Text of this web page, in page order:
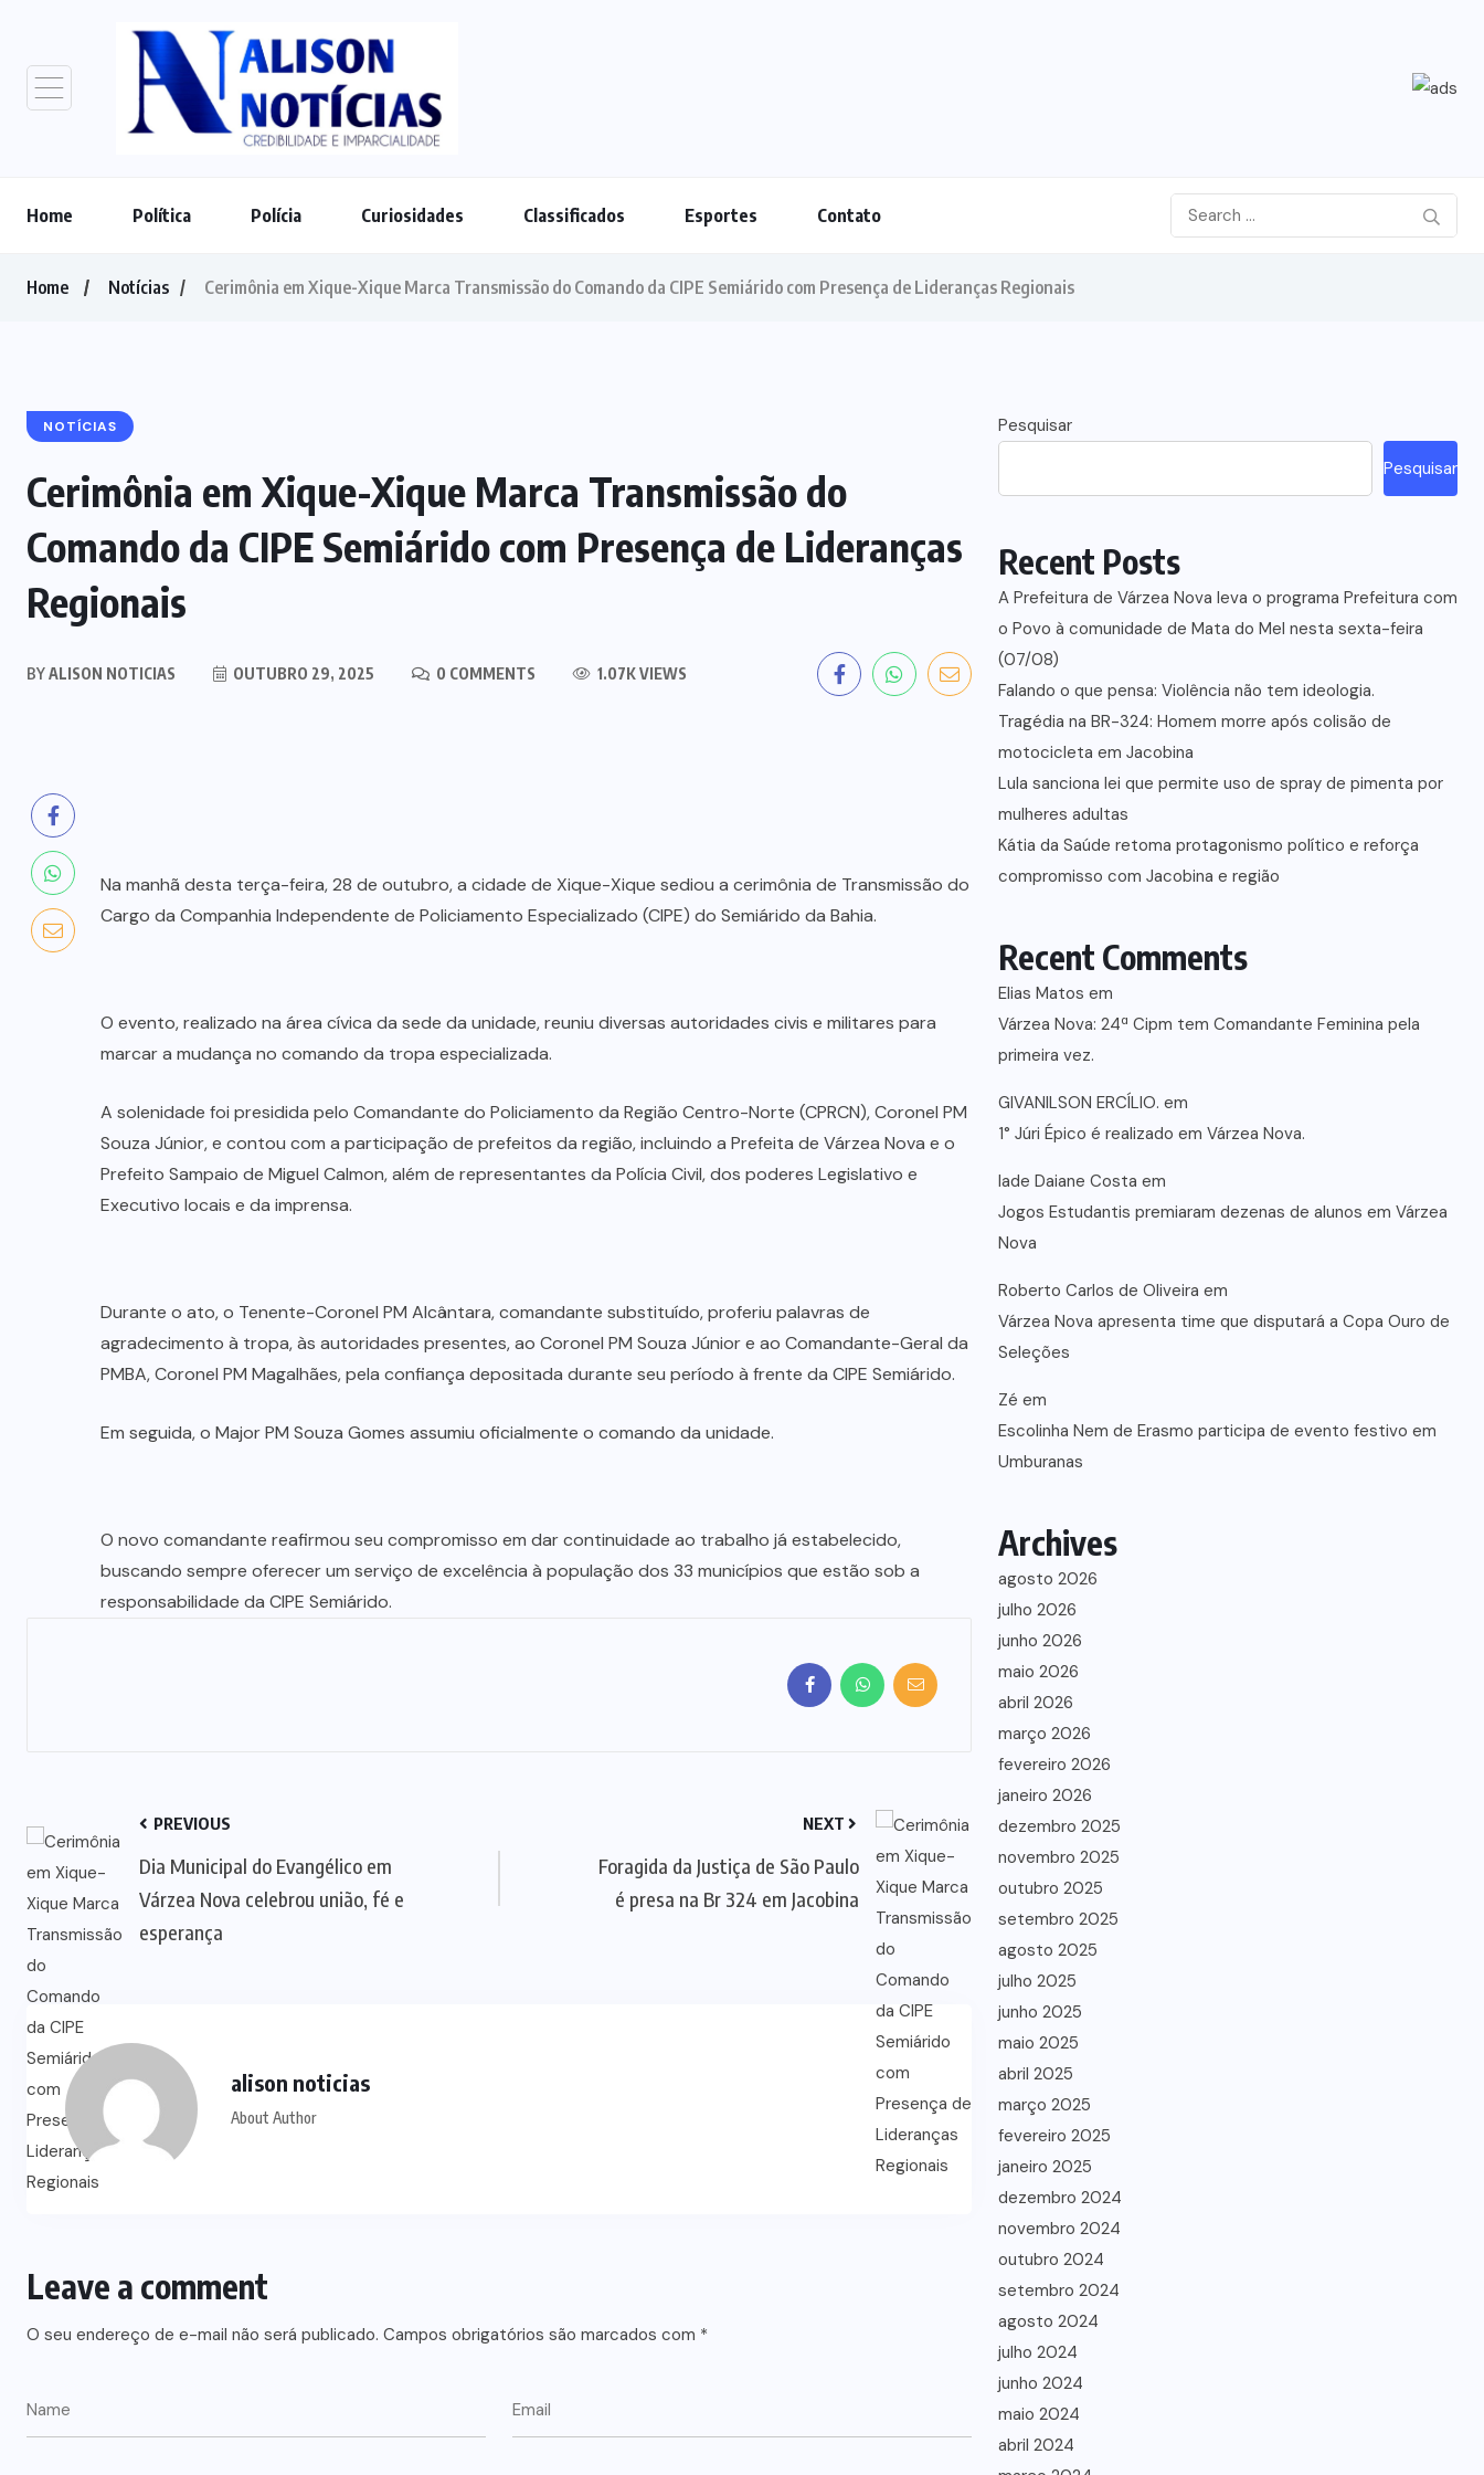
Home Política Polícia Curiosidades Classificados Esportes Contato
Home Notícias Cerimônia em Xique-Xique Marca Transmissão do Comando da CIPE Semiárido com Presença de Lideranças Regionais
NOTÍCIAS
Cerimônia em Xique-Xique Marca Transmissão do
Comando da CIPE Semiárido com Presença de Lideranças
Regionais
BYALISON NOTICIAS OUTUBRO 29, 2025 0 COMMENTS 1.07K VIEWS
Na manhã desta terça-feira, 28 de outubro, a cidade de Xique-Xique sediou a cerimônia de Transmissão do
Cargo da Companhia Independente de Policiamento Especializado (CIPE) do Semiárido da Bahia.
O evento, realizado na área cívica da sede da unidade, reuniu diversas autoridades civis e militares para
marcar a mudança no comando da tropa especializada.
A solenidade foi presidida pelo Comandante do Policiamento da Região Centro-Norte (CPRCN), Coronel PM
Souza Júnior, e contou com a participação de prefeitos da região, incluindo a Prefeita de Várzea Nova e o
Prefeito Sampaio de Miguel Calmon, além de representantes da Polícia Civil, dos poderes Legislativo e
Executivo locais e da imprensa.
Durante o ato, o Tenente-Coronel PM Alcântara, comandante substituído, proferiu palavras de
agradecimento à tropa, às autoridades presentes, ao Coronel PM Souza Júnior e ao Comandante-Geral da
PMBA, Coronel PM Magalhães, pela confiança depositada durante seu período à frente da CIPE Semiárido.
Em seguida, o Major PM Souza Gomes assumiu oficialmente o comando da unidade.
O novo comandante reafirmou seu compromisso em dar continuidade ao trabalho já estabelecido,
buscando sempre oferecer um serviço de excelência à população dos 33 municípios que estão sob a
responsabilidade da CIPE Semiárido.
PREVIOUS
Dia Municipal do Evangélico em
Várzea Nova celebrou união, fé e
esperança
NEXT
Foragida da Justiça de São Paulo
é presa na Br 324 em Jacobina
alison noticias
About Author
Leave a comment
O seu endereço de e-mail não será publicado. Campos obrigatórios são marcados com *
Pesquisar
Pesquisar
Recent Posts
A Prefeitura de Várzea Nova leva o programa Prefeitura com
o Povo à comunidade de Mata do Mel nesta sexta-feira
(07/08)
Falando o que pensa: Violência não tem ideologia.
Tragédia na BR-324: Homem morre após colisão de
motocicleta em Jacobina
Lula sanciona lei que permite uso de spray de pimenta por
mulheres adultas
Kátia da Saúde retoma protagonismo político e reforça
compromisso com Jacobina e região
Recent Comments
Elias Matos em
Várzea Nova: 24ª Cipm tem Comandante Feminina pela
primeira vez.
GIVANILSON ERCÍLIO. em
1° Júri Épico é realizado em Várzea Nova.
lade Daiane Costa em
Jogos Estudantis premiaram dezenas de alunos em Várzea
Nova
Roberto Carlos de Oliveira em
Várzea Nova apresenta time que disputará a Copa Ouro de
Seleções
Zé em
Escolinha Nem de Erasmo participa de evento festivo em
Umburanas
Archives
agosto 2026
julho 2026
junho 2026
maio 2026
abril 2026
março 2026
fevereiro 2026
janeiro 2026
dezembro 2025
novembro 2025
outubro 2025
setembro 2025
agosto 2025
julho 2025
junho 2025
maio 2025
abril 2025
março 2025
fevereiro 2025
janeiro 2025
dezembro 2024
novembro 2024
outubro 2024
setembro 2024
agosto 2024
julho 2024
junho 2024
maio 2024
abril 2024